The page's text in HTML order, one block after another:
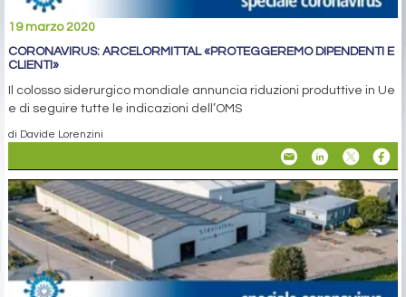
19 marzo 2020
CORONAVIRUS: ARCELORMITTAL «PROTEGGEREMO DIPENDENTI E
CLIENTI»
Il colosso siderurgico mondiale annuncia riduzioni produttive in Ue
e di seguire tutte le indicazioni dell’OMS
di Davide Lorenzini